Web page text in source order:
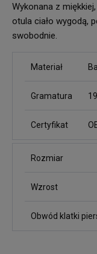
Wykonana z
otula ciało wygodą,
swobodnie.
Materiał
Gramatura
Certyfikat
Rozmiar
Wzrost
Obwód klatki